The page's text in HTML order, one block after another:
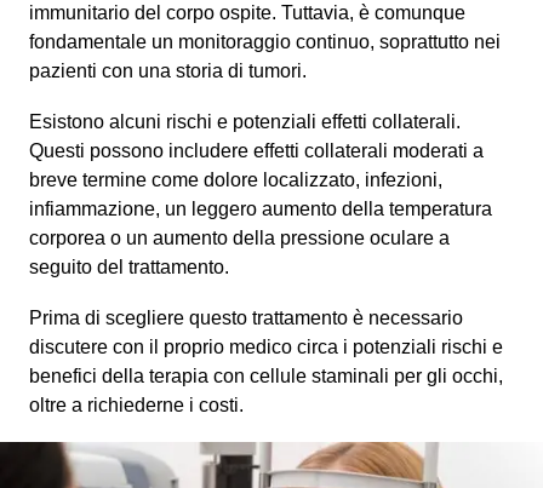
immunitario del corpo ospite. Tuttavia, è comunque
fondamentale un monitoraggio continuo, soprattutto nei
pazienti con una storia di tumori.
Esistono alcuni rischi e potenziali effetti collaterali.
Questi possono includere effetti collaterali moderati a
breve termine come dolore localizzato, infezioni,
infiammazione, un leggero aumento della temperatura
corporea o un aumento della pressione oculare a
seguito del trattamento.
Prima di scegliere questo trattamento è necessario
discutere con il proprio medico circa i potenziali rischi e
benefici della terapia con cellule staminali per gli occhi,
oltre a richiederne i costi.